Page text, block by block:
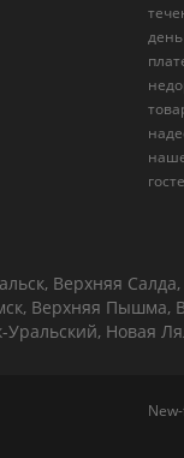
Верхняя
Верхняя Пышма,
Новая